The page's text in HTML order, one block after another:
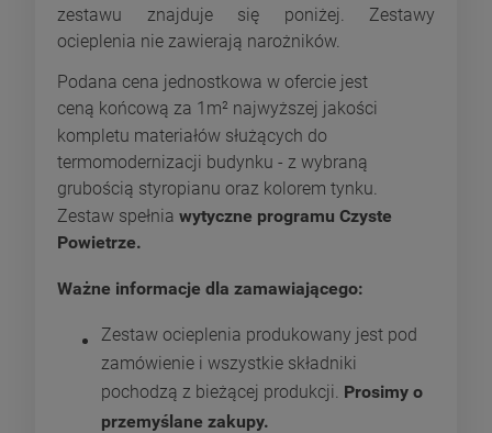
zestawu znajduje się poniżej. Zestawy
ocieplenia nie zawierają narożników.
Podana cena jednostkowa w ofercie jest
ceną końcową za 1m² najwyższej jakości
kompletu materiałów służących do
termomodernizacji budynku - z wybraną
grubością styropianu oraz kolorem tynku.
Zestaw spełnia wytyczne programu Czyste
Powietrze.
Ważne informacje dla zamawiającego:
Zestaw ocieplenia produkowany jest pod
zamówienie i wszystkie składniki
pochodzą z bieżącej produkcji. Prosimy o
przemyślane zakupy.